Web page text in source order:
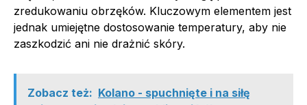
zredukowaniu obrzęków. Kluczowym elementem jest
jednak umiejętne dostosowanie temperatury, aby nie
zaszkodzić ani nie drażnić skóry.
Zobacz też: Kolano - spuchnięte i na siłę